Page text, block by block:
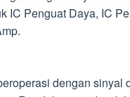
IC Penguat Daya, IC
dengan sinyal